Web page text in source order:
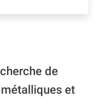
de
et